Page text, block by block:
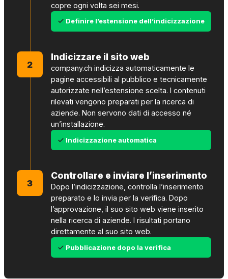
copre ogni volta sei mesi.
Definire l’estensione dell’indicizzazione
2
Indicizzare il sito web
company.ch indicizza automaticamente le
pagine accessibili al pubblico e tecnicamente
autorizzate nell’estensione scelta. I contenuti
rilevati vengono preparati per la ricerca di
aziende. Non servono dati di accesso né
un’installazione.
Indicizzazione automatica
3
Controllare e inviare l’inserimento
Dopo l’indicizzazione, controlla l’inserimento
preparato e lo invia per la verifica. Dopo
l’approvazione, il suo sito web viene inserito
nella ricerca di aziende. I risultati portano
direttamente al suo sito web.
Pubblicazione dopo la verifica